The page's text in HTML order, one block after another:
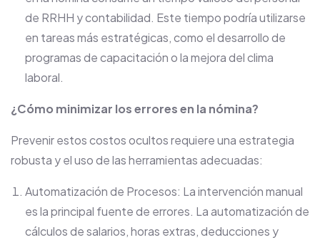
de RRHH y contabilidad. Este tiempo podría utilizarse
en tareas más estratégicas, como el desarrollo de
programas de capacitación o la mejora del clima
laboral.
¿Cómo minimizar los errores en la nómina?
Prevenir estos costos ocultos requiere una estrategia
robusta y el uso de las herramientas adecuadas:
Automatización de Procesos: La intervención manual
es la principal fuente de errores. La automatización de
cálculos de salarios, horas extras, deducciones y